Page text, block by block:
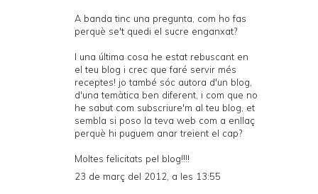
A banda tinc una pregunta, com ho fas
perquè se't quedi el sucre enganxat?
I una última cosa he estat rebuscant en
el teu blog i crec que faré servir més
receptes! jo també sóc autora d'un blog,
d'una temàtica ben diferent, i com que no
he sabut com subscriure'm al teu blog, et
sembla si poso la teva web com a enllaç
perquè hi puguem anar treient el cap?
Moltes felicitats pel blog!!!!
23 de març del 2012, a les 13:55